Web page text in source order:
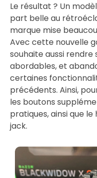
Le résultat ? Un
part belle au
marque mise
Avec cette nouvelle
souhaite aussi rendre
abordables, et
certaines
précédents. Ainsi,
les boutons
pratiques, ainsi que le
jack.